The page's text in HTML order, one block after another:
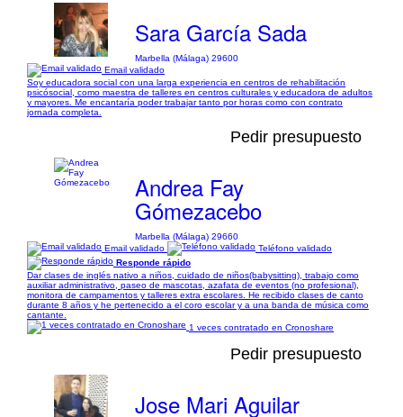
Sara García Sada
Marbella (Málaga) 29600
Email validado
Soy educadora social con una larga experiencia en centros de rehabilitación
psicósocial, como maestra de talleres en centros culturales y educadora de adultos
y mayores. Me encantaría poder trabajar tanto por horas como con contrato
jornada completa.
Pedir presupuesto
Andrea Fay
Gómezacebo
Marbella (Málaga) 29660
Email validado
Teléfono validado
Responde rápido
Dar clases de inglés nativo a niños, cuidado de niños(babysitting), trabajo como
auxiliar administrativo, paseo de mascotas, azafata de eventos (no profesional),
monitora de campamentos y talleres extra escolares. He recibido clases de canto
durante 8 años y he pertenecido a el coro escolar y a una banda de música como
cantante.
1 veces contratado en Cronoshare
Pedir presupuesto
Jose Mari Aguilar